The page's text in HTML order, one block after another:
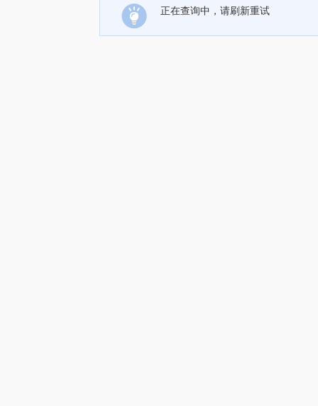
正在查询中，请刷新重试